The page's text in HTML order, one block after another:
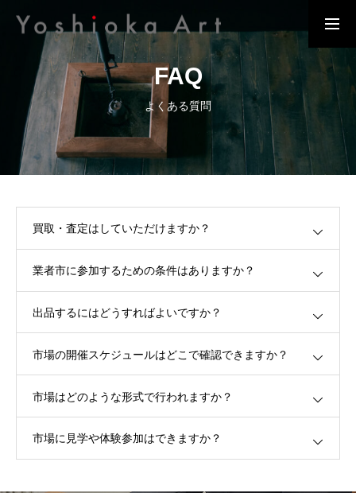
骨董品買取
MESSAGE
代表挨拶
BUSINESS DETAILS
COMPANY OVERVIEW
会社概要
COMPANY HISTORY
会社沿革
BRANCH
本店・支店
NEWS
お知らせ
FAQ
よくある質問
買取・査定はしていただけますか？
業者市に参加するための条件はありますか？
出品するにはどうすればよいですか？
市場の開催スケジュールはどこで確認できますか？
市場はどのような形式で行われますか？
市場に見学や体験参加はできますか？